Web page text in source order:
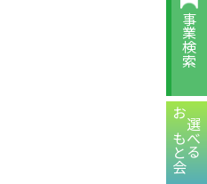
事業検索
選べる
おもと会